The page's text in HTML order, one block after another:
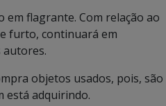
em flagrante. Com relação ao
furto, continuará em
autores.
objetos usados, pois, são
está adquirindo.